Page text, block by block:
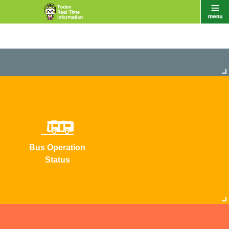
Bus Operation
Status